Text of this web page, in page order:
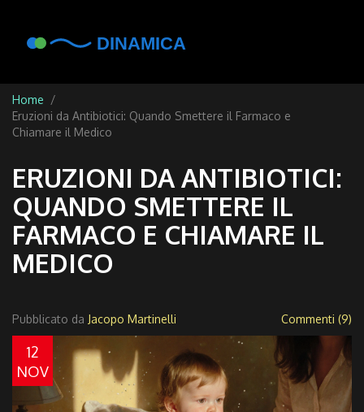
Home
Eruzioni da Antibiotici: Quando Smettere il Farmaco e
Chiamare il Medico
ERUZIONI DA ANTIBIOTICI:
QUANDO SMETTERE IL
FARMACO E CHIAMARE IL
MEDICO
Pubblicato da Jacopo Martinelli Commenti (9)
12
NOV